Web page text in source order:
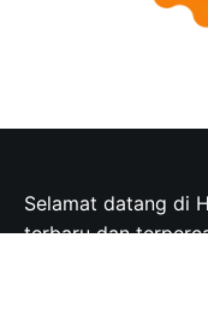
Selamat datang di
terbaru dan